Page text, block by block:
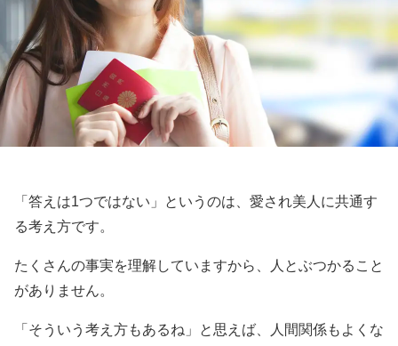
「答えは1つではない」というのは、愛され美人に共通す
る考え方です。
たくさんの事実を理解していますから、人とぶつかること
がありません。
「そういう考え方もあるね」と思えば、人間関係もよくな